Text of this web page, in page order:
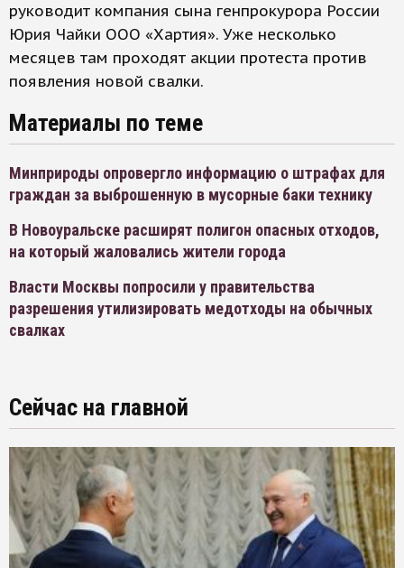
руководит компания сына генпрокурора России
Юрия Чайки ООО «Хартия». Уже несколько
месяцев там проходят акции протеста против
появления новой свалки.
Материалы по теме
Минприроды опровергло информацию о штрафах для
граждан за выброшенную в мусорные баки технику
В Новоуральске расширят полигон опасных отходов,
на который жаловались жители города
Власти Москвы попросили у правительства
разрешения утилизировать медотходы на обычных
свалках
Сейчас на главной